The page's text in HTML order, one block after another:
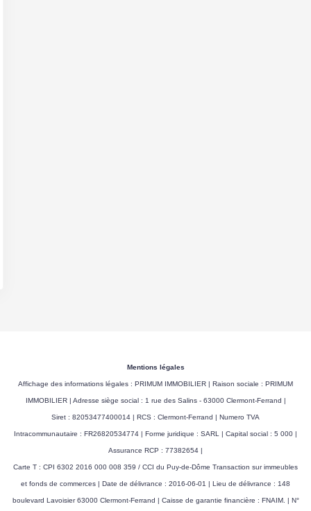
Mentions légales
Affichage des informations légales : PRIMUM IMMOBILIER | Raison sociale : PRIMUM
IMMOBILIER | Adresse siège social : 1 rue des Salins - 63000 Clermont-Ferrand |
Siret : 82053477400014 | RCS : Clermont-Ferrand | Numero TVA
Intracommunautaire : FR26820534774 | Forme juridique : SARL | Capital social : 5 000 |
Assurance RCP : 77382654 |
Carte T : CPI 6302 2016 000 008 359 / CCI du Puy-de-Dôme Transaction sur immeubles
et fonds de commerces | Date de délivrance : 2016-06-01 | Lieu de délivrance : 148
boulevard Lavoisier 63000 Clermont-Ferrand | Caisse de garantie financière : FNAIM. | N°